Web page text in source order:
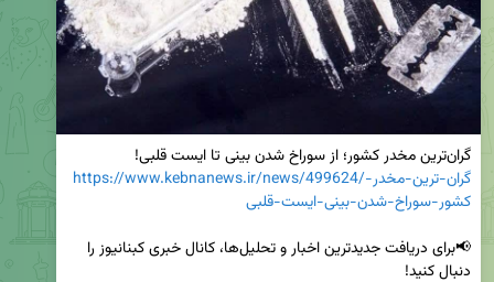
گران‌ترین مخدر کشور؛ از سوراخ شدن بینی تا ایست قلبی!
https://www.kebnanews.ir/news/499624/گران-ترین-مخدر-
کشور-سوراخ-شدن-بینی-ایست-قلبی